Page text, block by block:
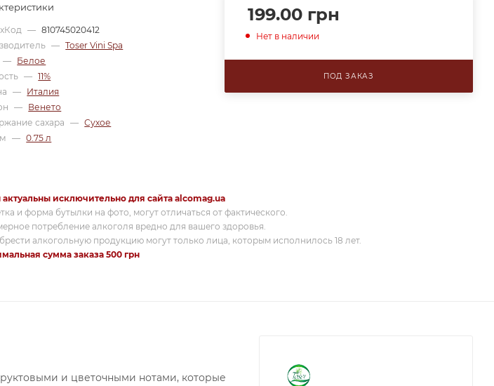
— 810745020412
— Toser Vini Spa
— Белое
— 11%
— Италия
— Венето
сахара
— Сухое
— 0.75 л
199.00грн
Нет в наличии
ПОД ЗАКАЗ
исключительно для сайта alcomag.ua
и форма бутылки на фото, могут отличаться от фактического.
потребление алкоголя вредно для вашего здоровья.
алкогольную продукцию могут только лица, которым исполнилось 18 лет.
сумма заказа 500 грн
и цветочными нотами, которые